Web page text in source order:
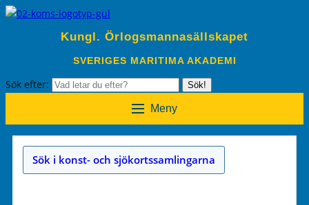
Kungl. Örlogsmannasällskapet
SVERIGES MARITIMA AKADEMI
Sök efter: Sök!
Meny
Sök i konst- och sjökortssamlingarna